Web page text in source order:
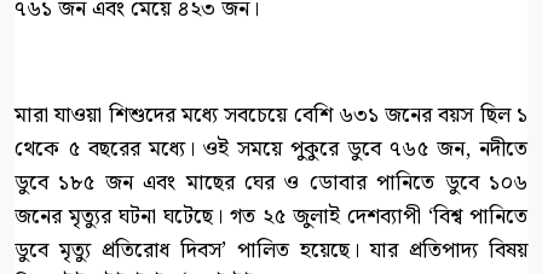
৭৬১ জন এবং মেয়ে ৪২৩ জন।
মারা যাওয়া শিশুদের মধ্যে সবচেয়ে বেশি ৬৩১ জনের বয়স ছিল ১
থেকে ৫ বছরের মধ্যে। ওই সময়ে পুকুরে ডুবে ৭৬৫ জন, নদীতে
ডুবে ১৮৫ জন এবং মাছের ঘের ও ডোবার পানিতে ডুবে ১০৬
জনের মৃত্যুর ঘটনা ঘটেছে। গত ২৫ জুলাই দেশব্যাপী ‘বিশ্ব পানিতে
ডুবে মৃত্যু প্রতিরোধ দিবস’ পালিত হয়েছে। যার প্রতিপাদ্য বিষয়